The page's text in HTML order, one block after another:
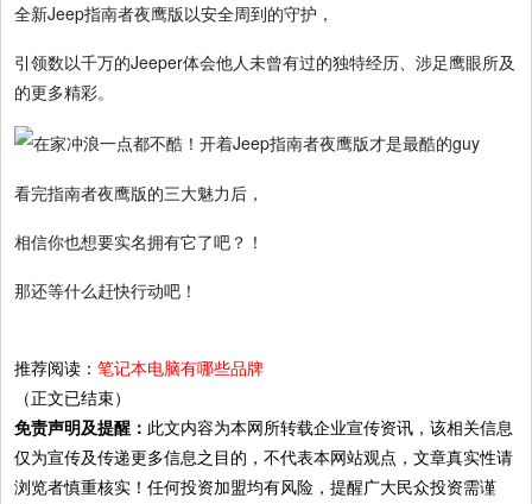
全新Jeep指南者夜鹰版以安全周到的守护，
引领数以千万的Jeeper体会他人未曾有过的独特经历、涉足鹰眼所及
的更多精彩。
看完指南者夜鹰版的三大魅力后，
相信你也想要实名拥有它了吧？！
那还等什么赶快行动吧！
推荐阅读：笔记本电脑有哪些品牌
（正文已结束）
免责声明及提醒： 此文内容为本网所转载企业宣传资讯，该相关信息
仅为宣传及传递更多信息之目的，不代表本网站观点，文章真实性请
浏览者慎重核实！任何投资加盟均有风险，提醒广大民众投资需谨